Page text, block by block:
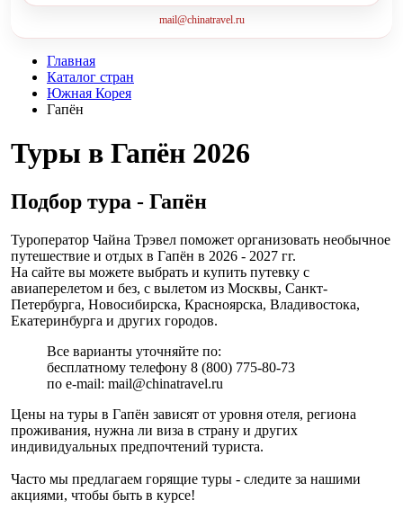
mail@chinatravel.ru
Главная
Каталог стран
Южная Корея
Гапён
Туры в Гапён 2026
Подбор тура - Гапён
Туроператор Чайна Трэвел поможет организовать необычное
путешествие и отдых в Гапён в 2026 - 2027 гг.
На сайте вы можете выбрать и купить путевку с
авиаперелетом и без, с вылетом из Москвы, Санкт-
Петербурга, Новосибирска, Красноярска, Владивостока,
Екатеринбурга и других городов.
Все варианты уточняйте по:
бесплатному телефону 8 (800) 775-80-73
по e-mail: mail@chinatravel.ru
Цены на туры в Гапён зависят от уровня отеля, региона
проживания, нужна ли виза в страну и других
индивидуальных предпочтений туриста.
Часто мы предлагаем горящие туры - следите за нашими
акциями, чтобы быть в курсе!